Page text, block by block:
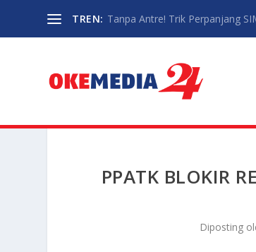
TREN: Tanpa Antre! Trik Perpanjang
PPATK BLOKIR
Diposting